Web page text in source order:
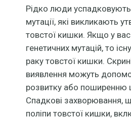
Рідко люди успадковують
мутації, які викликають
товстої кишки. Якщо у
генетичних мутацій, то
раку товстої кишки.
виявлення можуть
розвитку або поширенню
Спадкові захворювання,
поліпи товстої кишки,